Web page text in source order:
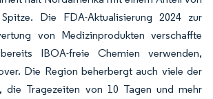
Die FDA-Aktualisierung 2024 zur
von Medizinprodukten verschaffte
IBOA-freie Chemien verwenden,
Die Region beherbergt auch viele der
die Tragezeiten von 10 Tagen und mehr